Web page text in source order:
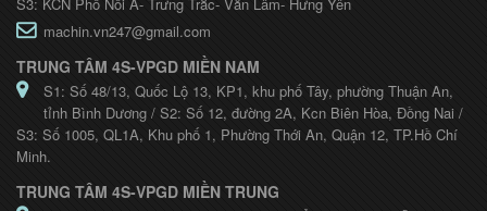
machin.vn247@gmail.com
TRUNG TÂM 4S-VPGD MIỀN NAM
S1: Số 48/13, Quốc Lộ 13, KP1, khu phố Tây, phường Thuận An,
tỉnh Bình Dương / S2: Số 12, đường 2A, Kcn Biên Hòa, Đồng Nai /
S3: Số 1005, QL1A, Khu phố 1, Phường Thới An, Quận 12, TP.Hồ Chí
Minh.
TRUNG TÂM 4S-VPGD MIỀN TRUNG